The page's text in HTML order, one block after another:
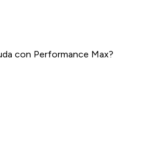
con Performance Max?